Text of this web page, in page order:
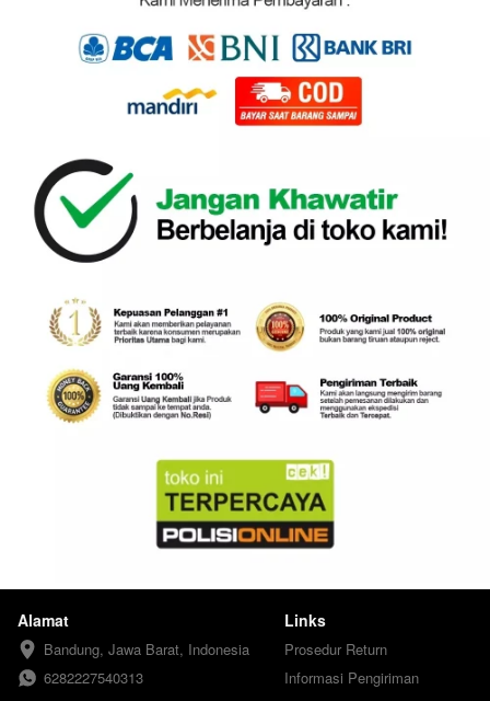
Alamat
Bandung, Jawa Barat, Indonesia
Links
Prosedur Return